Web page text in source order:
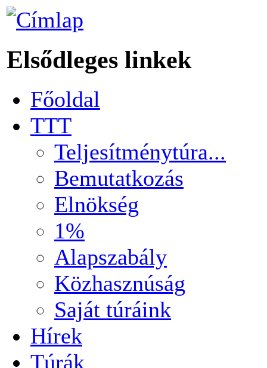
Elsődleges linkek
Főoldal
TTT
Teljesítménytúra...
Bemutatkozás
Elnökség
1%
Alapszabály
Közhasznúság
Saját túráink
Hírek
Túrák